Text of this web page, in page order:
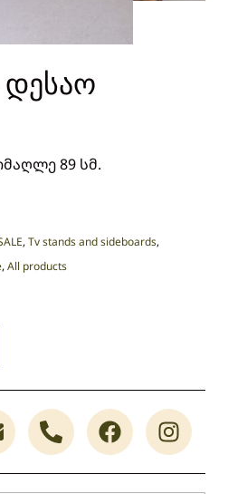
დესაო
89 სმ.
,Tv stands and sideboards,
,All products